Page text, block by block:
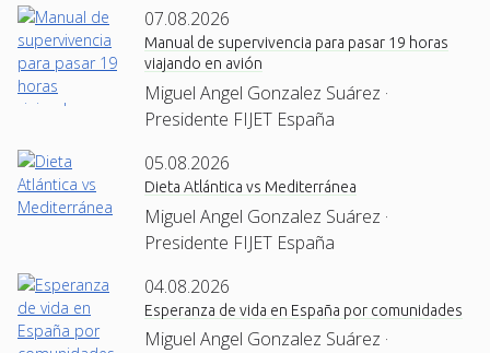
07.08.2026
Manual de supervivencia para pasar 19 horas
viajando en avión
Miguel Angel Gonzalez Suárez ·
Presidente FIJET España
05.08.2026
Dieta Atlántica vs Mediterránea
Miguel Angel Gonzalez Suárez ·
Presidente FIJET España
04.08.2026
Esperanza de vida en España por comunidades
Miguel Angel Gonzalez Suárez ·